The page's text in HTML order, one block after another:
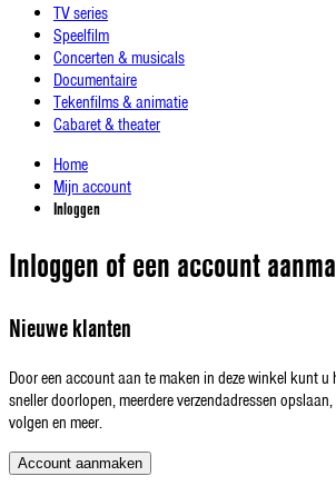
TV series
Speelfilm
Concerten & musicals
Documentaire
Tekenfilms & animatie
Cabaret & theater
Home
Mijn account
Inloggen
Inloggen of een account
Nieuwe klanten
Door een account aan te maken in deze winkel kunt
sneller doorlopen, meerdere verzendadressen
volgen en meer.
Account aanmaken